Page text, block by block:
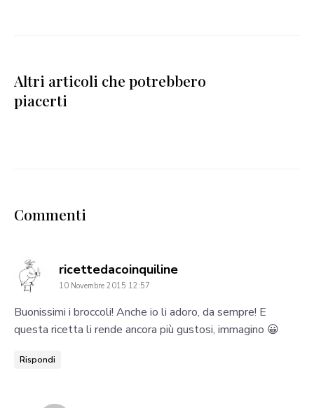
Altri articoli che potrebbero
piacerti
Commenti
ricettedacoinquilinesays:
10 Novembre 2015 12:57
Buonissimi i broccoli! Anche io li adoro, da sempre! E
questa ricetta li rende ancora più gustosi, immagino 😀
Rispondi